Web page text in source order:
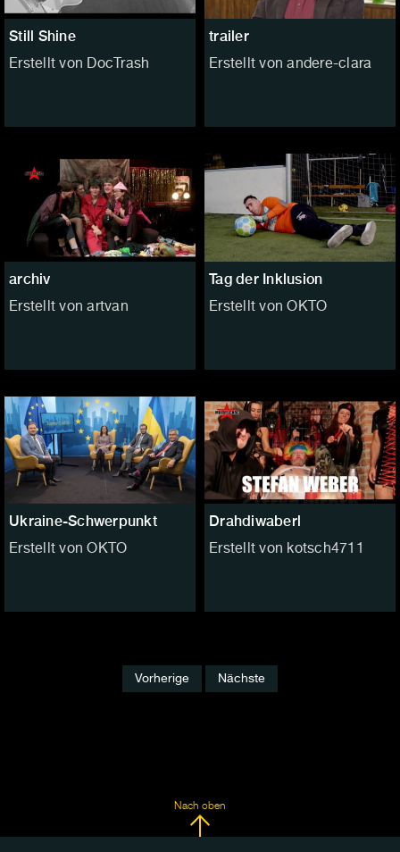
Still Shine
Erstellt von DocTrash
trailer
Erstellt von andere-clara
archiv
Erstellt von artvan
Tag der Inklusion
Erstellt von OKTO
Ukraine-Schwerpunkt
Erstellt von OKTO
Drahdiwaberl
Erstellt von kotsch4711
Vorherige Nächste
Nach oben